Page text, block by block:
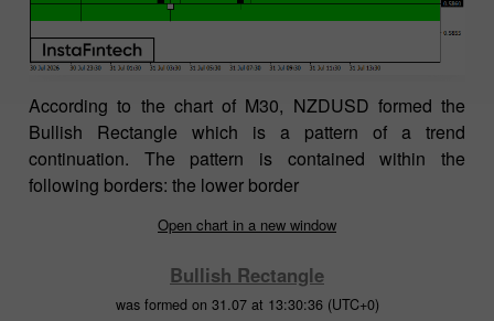
According to the chart of M30, NZDUSD formed the
Bullish Rectangle which is a pattern of a trend
continuation. The pattern is contained within the
following borders: the lower border
Open chart in a new window
Bullish Rectangle
was formed on 31.07 at 13:30:36 (UTC+0)